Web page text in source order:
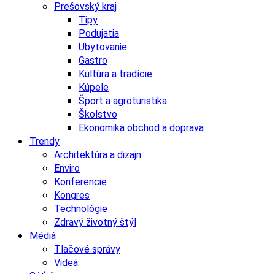
Prešovský kraj
Tipy
Podujatia
Ubytovanie
Gastro
Kultúra a tradície
Kúpele
Šport a agroturistika
Školstvo
Ekonomika obchod a doprava
Trendy
Architektúra a dizajn
Enviro
Konferencie
Kongres
Technológie
Zdravý životný štýl
Médiá
Tlačové správy
Videá